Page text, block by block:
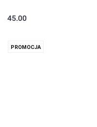
45.00
PROMOCJA